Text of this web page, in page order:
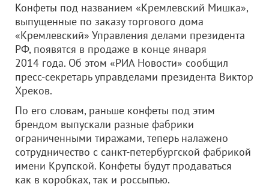
Конфеты под названием «Кремлевский Мишка»,
выпущенные по заказу торгового дома
«Кремлевский» Управления делами президента
РФ, появятся в продаже в конце января
2014 года. Об этом «РИА Новости» сообщил
пресс-секретарь управделами президента Виктор
Хреков.
По его словам, раньше конфеты под этим
брендом выпускали разные фабрики
ограниченными тиражами, теперь налажено
сотрудничество с санкт-петербургской фабрикой
имени Крупской. Конфеты будут продаваться
как в коробках, так и россыпью.